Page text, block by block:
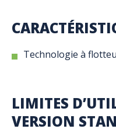
Technologie à
LIMITES
VERSION